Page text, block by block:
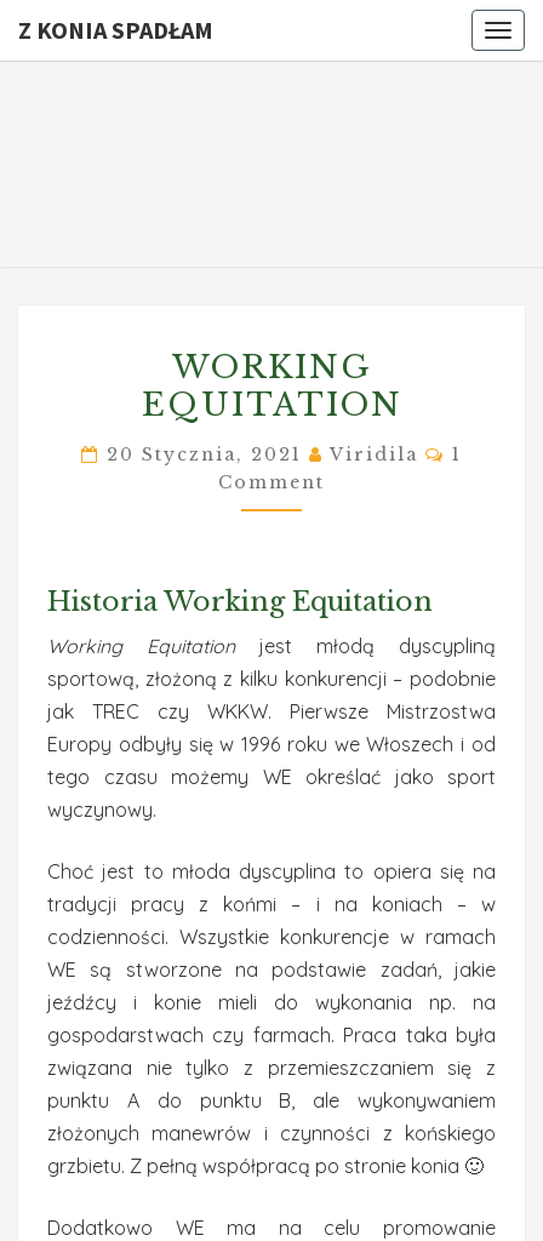
Z KONIA SPADŁAM
EQUITATION
WORKING
EQUITATION
20 Stycznia, 2021 Viridila
1
Comment
Historia Working Equitation
Working Equitationjest młodą dyscypliną
sportową, złożoną z kilku konkurencji – podobnie
jak TREC czy WKKW. Pierwsze Mistrzostwa
Europy odbyły się w 1996 roku we Włoszech i od
tego czasu możemy WE określać jako sport
wyczynowy.
Choć jest to młoda dyscyplina to opiera się na
tradycji pracy z końmi – i na koniach – w
codzienności. Wszystkie konkurencje w ramach
WE są stworzone na podstawie zadań, jakie
jeźdźcy i konie mieli do wykonania np. na
gospodarstwach czy farmach. Praca taka była
związana nie tylko z przemieszczaniem się z
punktu A do punktu B, ale wykonywaniem
złożonych manewrów i czynności z końskiego
grzbietu. Z pełną współpracą po stronie konia 🙂
Dodatkowo WE ma na celu promowanie